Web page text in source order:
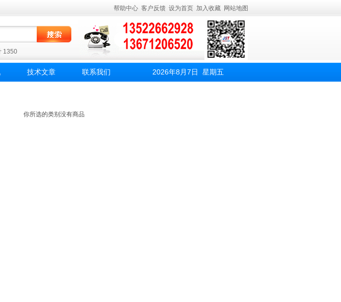
帮助中心 客户反馈 设为首页 加入收藏 网站地图
1350
技术文章 联系我们 2026年8月7日 星期五
你所选的类别没有商品